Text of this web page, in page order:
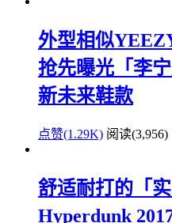
外型相似
抢先曝光「李
新未来鞋款
点赞(1.29K) 阅读(3,956)
舒适耐打的「
Hyperdunk